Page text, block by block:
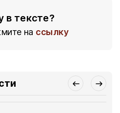
в тексте?
на ссылку